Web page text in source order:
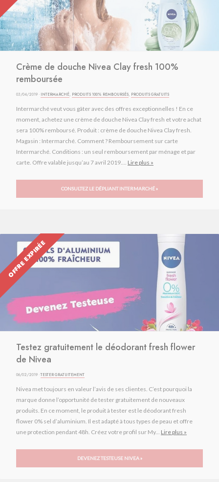
Crème de douche Nivea Clay fresh 100%
remboursée
03/04/2019 · INTERMARCHÉ, PRODUITS 100% REMBOURSÉS, PRODUITS GRATUITS
Intermarché veut vous gâter avec des offres exceptionnelles ! En ce
moment, achetez une crème de douche Nivea Clay fresh et votre achat
sera 100% remboursé. Produit : crème de douche Nivea Clay fresh.
Magasin : Intermarché. Comment ? Remboursement sur carte
Intermarché. Conditions : un seul remboursement par ménage et par
carte. Offre valable jusqu’au 7 avril 2019.... Lire plus »
CONSULTEZ LE DÉPLIANT INTERMARCHÉ »
OFFRE EXPIRÉE
Testez gratuitement le déodorant fresh flower
de Nivea
06/02/2019 ·TESTER GRATUITEMENT
Nivea met toujours en valeur l’avis de ses clientes. C’est pourquoi la
marque donne l’opportunité de tester gratuitement de nouveaux
produits. En ce moment, le produit à tester est le déodorant fresh
flower 0% sel d’aluminium. Il est adapté à tous types de peau et offre
une protection pendant 48h. Créez votre profil sur My... Lire plus »
DEVENEZ TESTEUSE NIVEA »